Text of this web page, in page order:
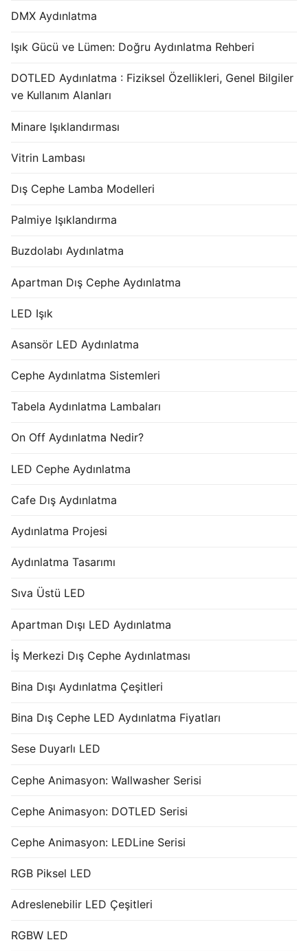
DMX Aydınlatma
Işık Gücü ve Lümen: Doğru Aydınlatma Rehberi
DOTLED Aydınlatma : Fiziksel Özellikleri, Genel Bilgiler
ve Kullanım Alanları
Minare Işıklandırması
Vitrin Lambası
Dış Cephe Lamba Modelleri
Palmiye Işıklandırma
Buzdolabı Aydınlatma
Apartman Dış Cephe Aydınlatma
LED Işık
Asansör LED Aydınlatma
Cephe Aydınlatma Sistemleri
Tabela Aydınlatma Lambaları
On Off Aydınlatma Nedir?
LED Cephe Aydınlatma
Cafe Dış Aydınlatma
Aydınlatma Projesi
Aydınlatma Tasarımı
Sıva Üstü LED
Apartman Dışı LED Aydınlatma
İş Merkezi Dış Cephe Aydınlatması
Bina Dışı Aydınlatma Çeşitleri
Bina Dış Cephe LED Aydınlatma Fiyatları
Sese Duyarlı LED
Cephe Animasyon: Wallwasher Serisi
Cephe Animasyon: DOTLED Serisi
Cephe Animasyon: LEDLine Serisi
RGB Piksel LED
Adreslenebilir LED Çeşitleri
RGBW LED